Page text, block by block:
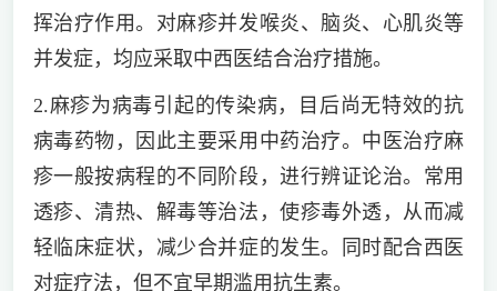
挥治疗作用。对麻疹并发喉炎、脑炎、心肌炎等
并发症，均应采取中西医结合治疗措施。
2.麻疹为病毒引起的传染病，目后尚无特效的抗
病毒药物，因此主要采用中药治疗。中医治疗麻
疹一般按病程的不同阶段，进行辨证论治。常用
透疹、清热、解毒等治法，使疹毒外透，从而减
轻临床症状，减少合并症的发生。同时配合西医
对症疗法，但不宜早期滥用抗生素。